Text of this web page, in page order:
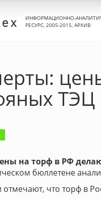
ИНФОРМАЦИОННО-
РЕСУРС, 2005-2015, АРХИВ
ТЭЦ
на торф в РФ
бюллетене
отмечают, что торф в